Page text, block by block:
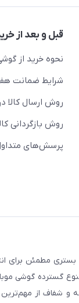
قبل و بعد از
نحوه خرید از
شرایط ضمانت
روش ارسال کالا
روش بازگردانی
پرسش‌های
خرید لوازم دیجیتال در ایران، با بیش از ۱۷
گسترده گوشی
و شفاف از